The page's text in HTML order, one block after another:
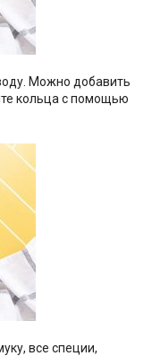
Можно добавить
кольца с помощью
все специи,